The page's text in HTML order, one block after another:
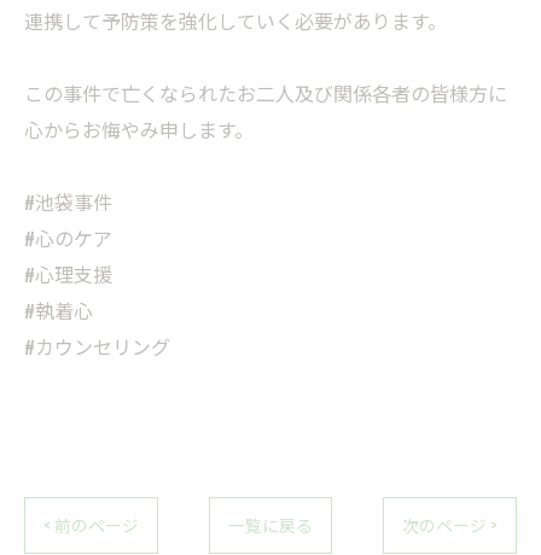
連携して予防策を強化していく必要があります。
この事件で亡くなられたお二人及び関係各者の皆様方に
心からお悔やみ申します。
#池袋事件
#心のケア
#心理支援
#執着心
#カウンセリング
< 前のページ 一覧に戻る 次のページ >